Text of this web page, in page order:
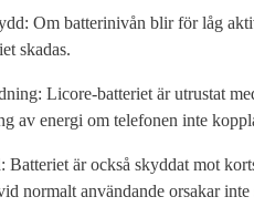
Om batterinivån blir för låg
skadas.
Licore-batteriet är utrustat
av energi om telefonen inte
Batteriet är också skyddat mot
normalt användande orsakar